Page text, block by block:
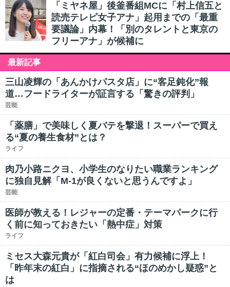
「ミヤネ屋」後釜番組MCに「村上信五と
読売テレビ女子アナ」起用までの「最重
要議論」内幕！「別のタレントと東京の
フリーアナ」が候補に
最新記事
三山凌輝の「あんかけパスタ店」に“客足鈍化”報
道…フードライターが証言する「驚きの評判」
芸能
「薬膳」で美味しく夏バテを撃退！スーパーで買え
る“夏の養生食材”とは？
ライフ
肉乃小路ニクヨ、小学生のなりたい職業ランキング
に独自見解「M-1が良くないと思うんですよ」
芸能
医師が教える！レジャーの定番・テーマパークに行
く前に知っておきたい「熱中症」対策
ライフ
ミセス大森元貴が「紅白司会」有力候補に浮上！
「昨年末の紅白」に指摘される“ほのめかし疑惑”と
は